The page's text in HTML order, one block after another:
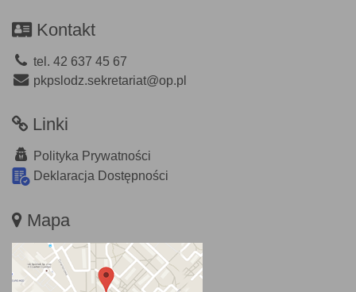
Kontakt
tel. 42 637 45 67
pkpslodz.sekretariat@op.pl
Linki
Polityka Prywatności
Deklaracja Dostępności
Mapa